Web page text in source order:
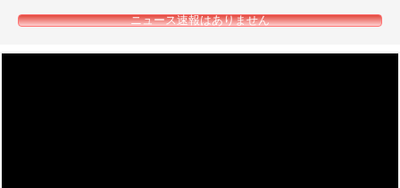
ニュース速報はありません